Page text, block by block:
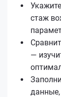
стаж
—